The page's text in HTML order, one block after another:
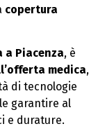
copertura
Piacenza, è
medica,
di tecnologie
garantire al
e durature.